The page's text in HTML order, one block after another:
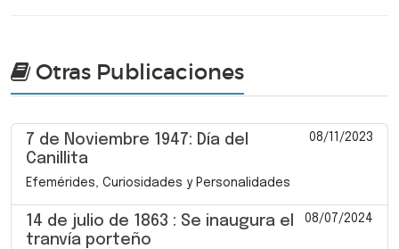
Otras Publicaciones
7 de Noviembre 1947: Día del
Canillita
08/11/2023
Efemérides, Curiosidades y Personalidades
14 de julio de 1863 : Se inaugura el
tranvía porteño
08/07/2024